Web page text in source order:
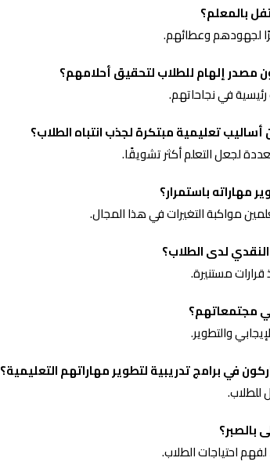
بالمعلم؟
إلهام للطلاب لتحقيق أحلامهم؟
في نجاحاتهم.
تعليمية مبتكرة لجذب انتباه الطلاب؟
لجعل التعلم أكثر تشويقًا.
مهاراته باستمرار؟
مواكبة التغيرات في هذا المجال.
لدى الطلاب؟
مستنيرة.
مجتمعاتهم؟
والتطوير.
في برامج تدريبية لتطوير مهاراتهم التعليمية؟
بالصبر؟
احتياجات الطلاب.